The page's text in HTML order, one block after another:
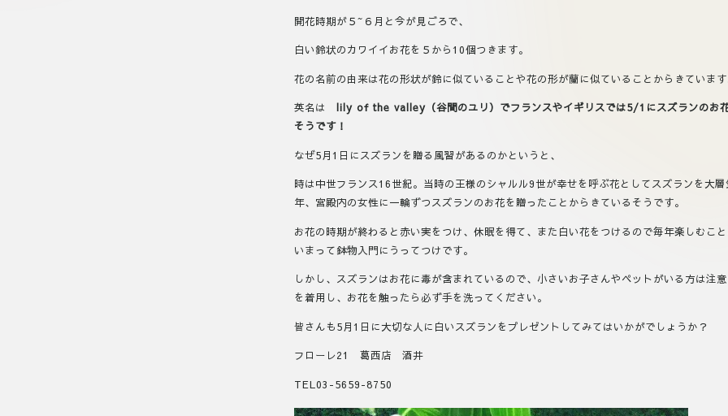
開花時期が５~６月と今が見ごろで、
白い鈴状のカワイイお花を５から10個つきます。
花の名前の由来は花の形状が鈴に似ていることや花の形が蘭に似ていることからきています
英名は lily of the valley（谷間のユリ）でフランスやイギリスでは5/1にスズランのお
そうです！
なぜ5月1日にスズランを贈る風習があるのかというと、
時は中世フランス16世紀。当時の王様のシャルル9世が幸せを呼ぶ花としてスズランを大
年、宮殿内の女性に一輪ずつスズランのお花を贈ったことからきているそうです。
お花の時期が終わると赤い実をつけ、休眠を得て、また白い花をつけるので毎年楽しむこ
いまって鉢物入門にうってつけです。
しかし、スズランはお花に毒が含まれているので、小さいお子さんやペットがいる方は注
を着用し、お花を触ったら必ず手を洗ってください。
皆さんも5月1日に大切な人に白いスズランをプレゼントしてみてはいかがでしょうか？
フローレ21 葛西店 酒井
TEL03-5659-8750